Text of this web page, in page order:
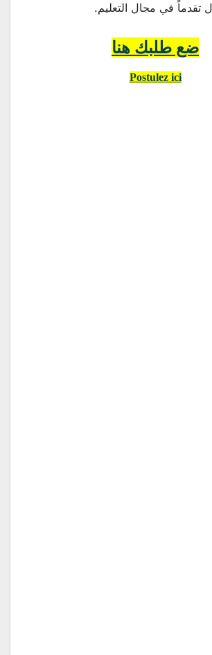
تقدماً في مجال التعليم.
ضع طلبك هنا
Postulez ici